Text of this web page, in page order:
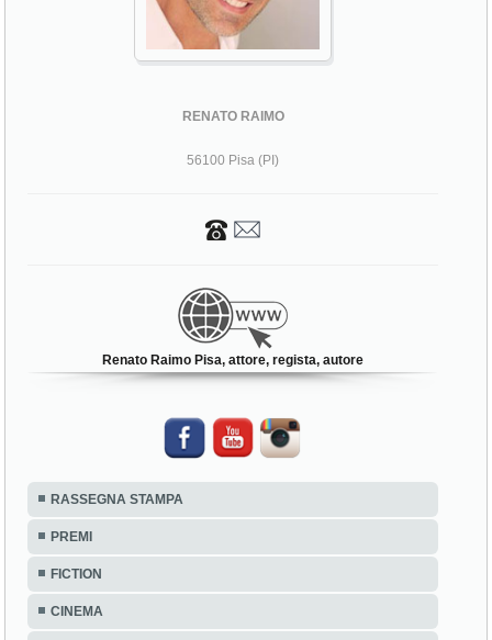
RENATO RAIMO
56100 Pisa (PI)
Renato Raimo Pisa, attore, regista, autore
RASSEGNA STAMPA
PREMI
FICTION
CINEMA